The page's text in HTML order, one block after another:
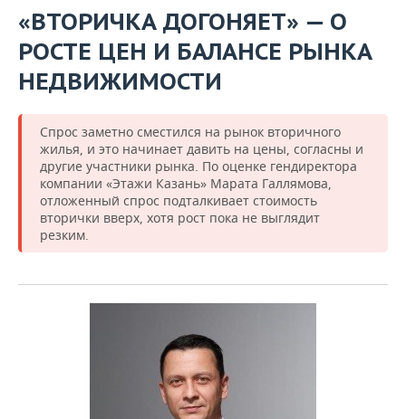
«ВТОРИЧКА ДОГОНЯЕТ» — О
РОСТЕ ЦЕН И БАЛАНСЕ РЫНКА
НЕДВИЖИМОСТИ
Спрос заметно сместился на рынок вторичного
жилья, и это начинает давить на цены, согласны и
другие участники рынка. По оценке гендиректора
компании «Этажи Казань» Марата Галлямова,
отложенный спрос подталкивает стоимость
вторички вверх, хотя рост пока не выглядит
резким.